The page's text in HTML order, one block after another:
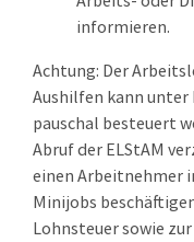
informieren.
Achtung: Der
Aushilfen kann
pauschal besteuert
Abruf der ELStAM
einen Arbeitnehmer
Minijobs
Lohnsteuer sowie